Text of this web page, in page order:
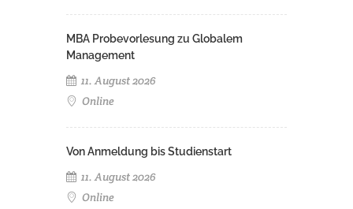
MBA Probevorlesung zu Globalem
Management
11. August 2026
Online
Von Anmeldung bis Studienstart
11. August 2026
Online